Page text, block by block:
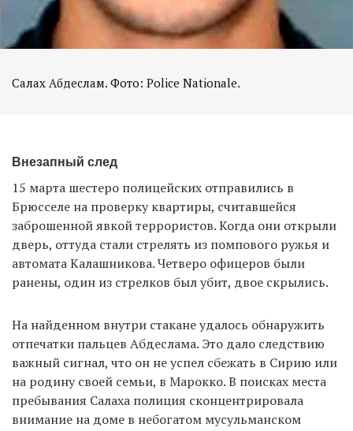
Салах Абдеслам. Фото: Police Nationale.
Внезапный след
15 марта шестеро полицейских отправились в
Брюсселе на проверку квартиры, считавшейся
заброшенной явкой террористов. Когда они открыли
дверь, оттуда стали стрелять из помпового ружья и
автомата Калашникова. Четверо офицеров были
ранены, один из стрелков был убит, двое скрылись.
На найденном внутри стакане удалось обнаружить
отпечатки пальцев Абдеслама. Это дало следствию
важный сигнал, что он не успел сбежать в Сирию или
на родину своей семьи, в Марокко. В поисках места
пребывания Салаха полиция сконцентрировала
внимание на доме в небогатом мусульманском